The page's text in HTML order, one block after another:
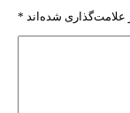
علامت‌گذاری شده‌اند *